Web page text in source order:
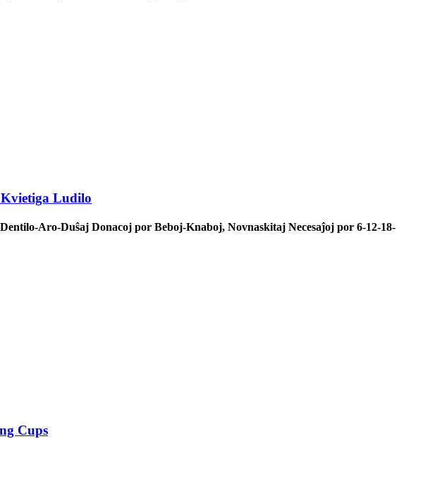
Kvietiga Ludilo
Aro-Duŝaj Donacoj por Beboj-Knaboj, Novnaskitaj Necesaĵoj por 6-12-18-
Cups